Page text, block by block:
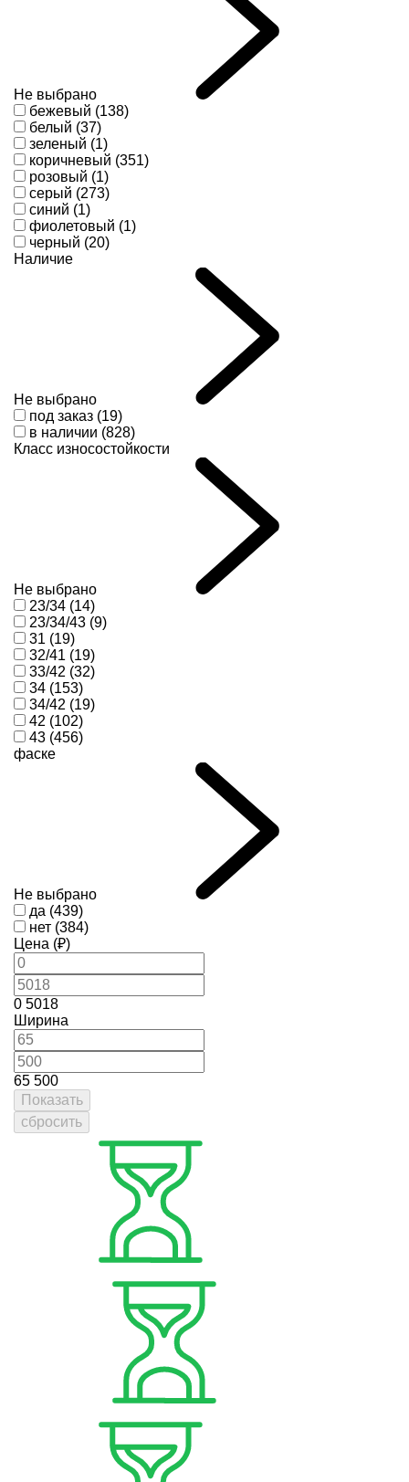
Не выбрано
бежевый (138)
белый (37)
зеленый (1)
коричневый (351)
розовый (1)
серый (273)
синий (1)
фиолетовый (1)
черный (20)
Наличие
Не выбрано
под заказ (19)
в наличии (828)
Класс износостойкости
Не выбрано
23/34 (14)
23/34/43 (9)
31 (19)
32/41 (19)
33/42 (32)
34 (153)
34/42 (19)
42 (102)
43 (456)
фаске
Не выбрано
да (439)
нет (384)
Цена (₽)
0 5018
Ширина
65 500
Показать
сбросить